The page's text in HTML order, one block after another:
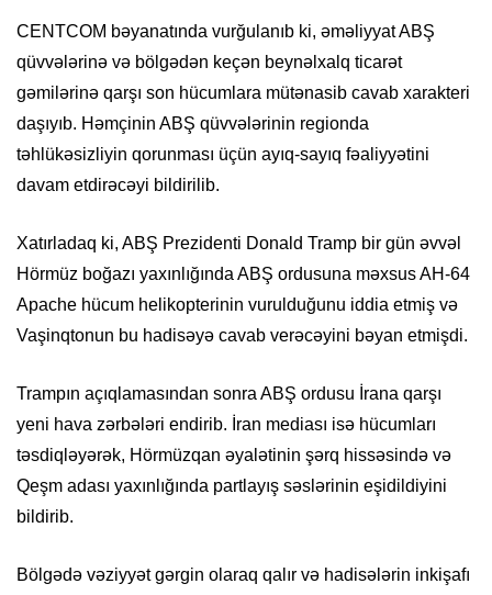
CENTCOM bəyanatında vurğulanıb ki, əməliyyat ABŞ
qüvvələrinə və bölgədən keçən beynəlxalq ticarət
gəmilərinə qarşı son hücumlara mütənasib cavab xarakteri
daşıyıb. Həmçinin ABŞ qüvvələrinin regionda
təhlükəsizliyin qorunması üçün ayıq-sayıq fəaliyyətini
davam etdirəcəyi bildirilib.
Xatırladaq ki, ABŞ Prezidenti Donald Tramp bir gün əvvəl
Hörmüz boğazı yaxınlığında ABŞ ordusuna məxsus AH-64
Apache hücum helikopterinin vurulduğunu iddia etmiş və
Vaşinqtonun bu hadisəyə cavab verəcəyini bəyan etmişdi.
Trampın açıqlamasından sonra ABŞ ordusu İrana qarşı
yeni hava zərbələri endirib. İran mediası isə hücumları
təsdiqləyərək, Hörmüzqan əyalətinin şərq hissəsində və
Qeşm adası yaxınlığında partlayış səslərinin eşidildiyini
bildirib.
Bölgədə vəziyyət gərgin olaraq qalır və hadisələrin inkişafı